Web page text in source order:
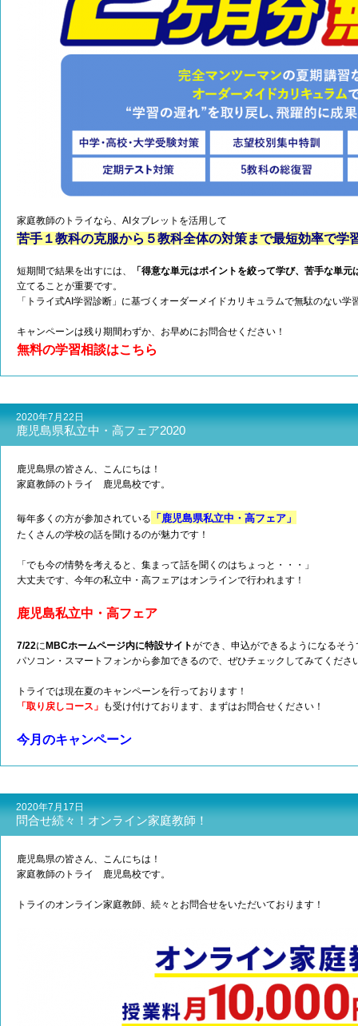
家庭教師のトライなら、AIタブレットを活用して
苦手１教科の克服から５教科全体の対策まで最短効率で学
短期間で結果を出すには、
「得意な単元はポイントを絞って学び、苦手な単元
立てることが重要です。
「トライ式AI学習診断」に基づくオーダーメイドカリキュラムで無駄のない学
キャンペーンは残り期間わずか、お早めにお問合せください！
無料の学習相談はこちら
2020年7月22日
鹿児島県私立中・高フェア2020
鹿児島県の皆さん、こんにちは！
家庭教師のトライ 鹿児島校です。
毎年多くの方が参加されている 「鹿児島県私立中・高フェア」
たくさんの学校の話を聞けるのが魅力です！
「でも今の情勢を考えると、集まって話を聞くのはちょっと・・・」
大丈夫です、今年の私立中・高フェアはオンラインで行われます！
鹿児島私立中・高フェア
7/22に MBCホームページ内に特設サイトができ、申込ができるようになるそう
パソコン・スマートフォンから参加できるので、ぜひチェックしてみてくださ
トライでは現在夏のキャンペーンを行っております！
「取り戻しコース」 も受け付けております、まずはお問合せください！
今月のキャンペーン
2020年7月17日
問合せ続々！オンライン家庭教師！
鹿児島県の皆さん、こんにちは！
家庭教師のトライ 鹿児島校です。
トライのオンライン家庭教師、続々とお問合せをいただいております！